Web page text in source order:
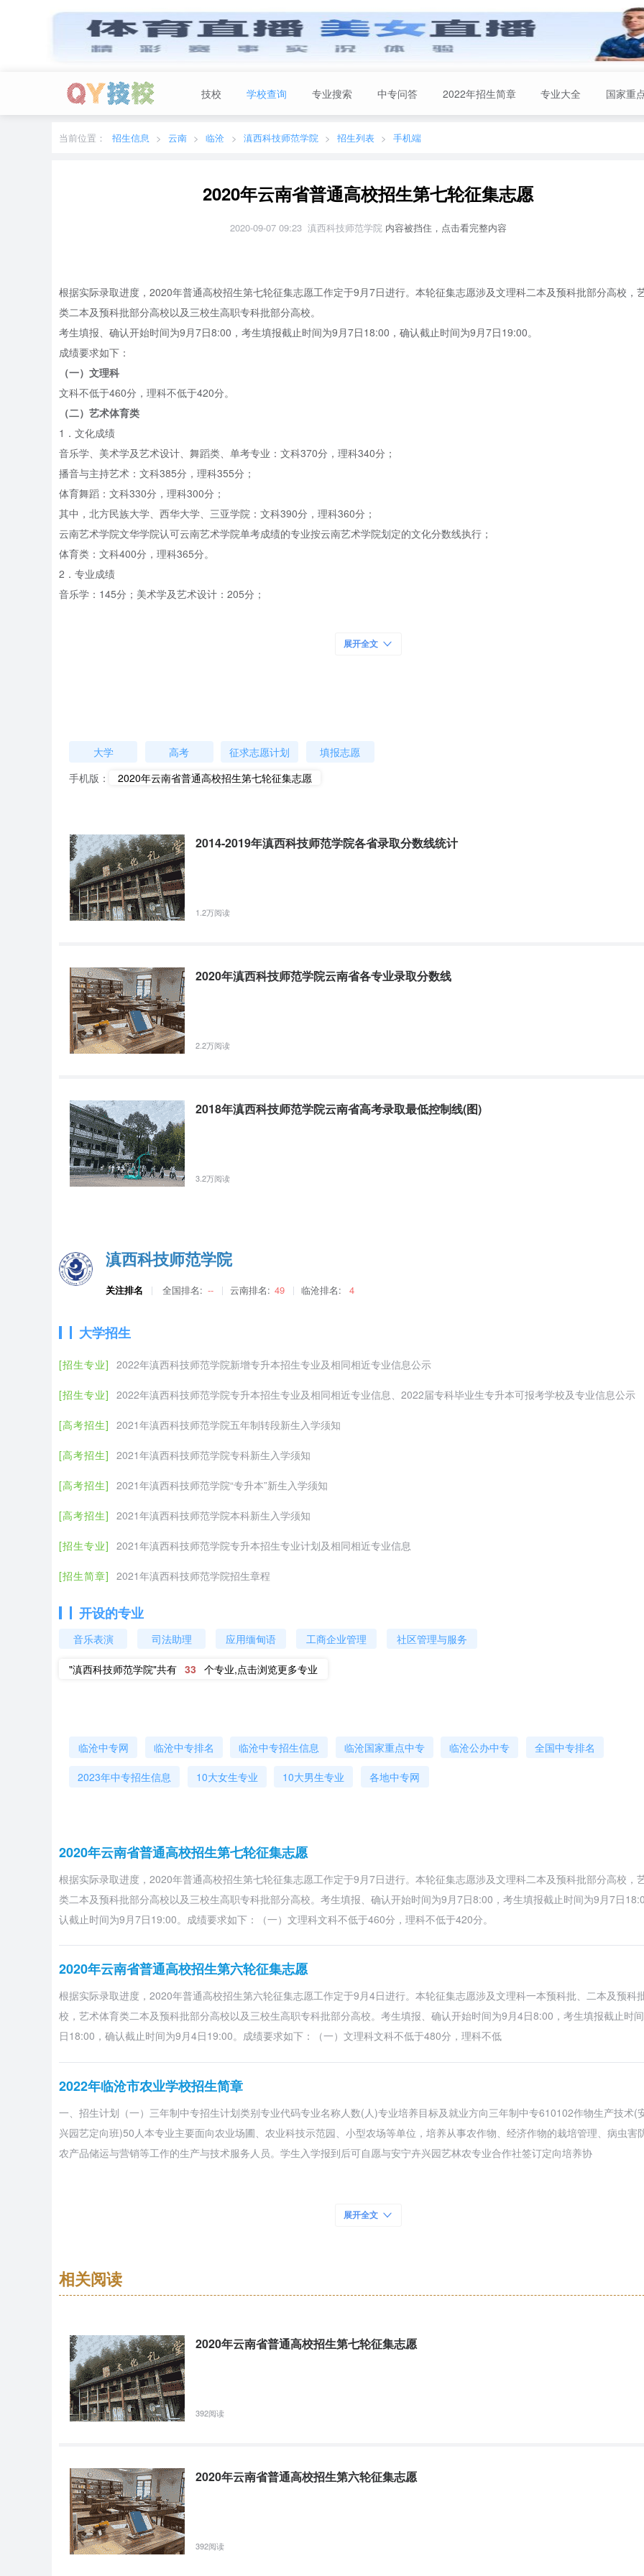
技校 学校查询 专业搜索 中专问答 2022年招生简章 专业大全 国家重
当前城市： 广东 切换地区
当前位置： 招生信息 云南 临沧 滇西科技师范学院 招生列表 手机端
2020年云南省普通高校招生第七轮征集志愿
2020-09-07 09:23 滇西科技师范学院 内容被挡住，点击看完整内容
根据实际录取进度，2020年普通高校招生第七轮征集志愿工作定于9月7日进行。本轮征集志愿涉及文理科二本及预科批部分高校，
类二本及预科批部分高校以及三校生高职专科批部分高校。
考生填报、确认开始时间为9月7日8:00，考生填报截止时间为9月7日18:00，确认截止时间为9月7日19:00。
成绩要求如下：
（一）文理科
文科不低于460分，理科不低于420分。
（二）艺术体育类
1．文化成绩
音乐学、美术学及艺术设计、舞蹈类、单考专业：文科370分，理科340分；
播音与主持艺术：文科385分，理科355分；
体育舞蹈：文科330分，理科300分；
其中，北方民族大学、西华大学、三亚学院：文科390分，理科360分；
云南艺术学院文华学院认可云南艺术学院单考成绩的专业按云南艺术学院划定的文化分数线执行；
体育类：文科400分，理科365分。
2．专业成绩
音乐学：145分；美术学及艺术设计：205分；
本轮征集志愿为低于二本及预科低控制分数线的降分征集。只有参加了降分征集志愿的考生，才能参加降分投档
的，按照院校的要求进行。
艺术类二本及预科批降分征集的，投档时将首先进行文化成绩文科不低于390分，理科不低于360分考生的投档，再进行文化成绩降分
三校生高职专科批单独进行投档。
考生应严格遵守当地新冠肺炎疫情防控各项要求，做好自我防护，避免人员聚集。
考生可通过云南省招考频道登录“云南省招生考试工作网”（
须知”（）。
院校
(5357)滇西科技师范学院
展开全文
大学 高考 征求志愿计划
填报志愿
手机版：
2020年云南省普通高校招生第七轮征集志愿
2014-2019年滇西科技师范学院各省录取分数线统计
1.2万阅读
2020年滇西科技师范学院云南省各专业录取分数线
2.2万阅读
2018年滇西科技师范学院云南省高考录取最低控制线(图)
3.2万阅读
滇西科技师范学院
关注排名 全国排名: -- 云南排名: 49 临沧排名: 4
大学招生
[招生专业] 2022年滇西科技师范学院新增专升本招生专业及相同相近专业信息公示
[招生专业] 2022年滇西科技师范学院专升本招生专业及相同相近专业信息、2022届专科毕业生专升本可报考学校及专业信息公示
[高考招生] 2021年滇西科技师范学院五年制转段新生入学须知
[高考招生] 2021年滇西科技师范学院专科新生入学须知
[高考招生] 2021年滇西科技师范学院“专升本”新生入学须知
[高考招生] 2021年滇西科技师范学院本科新生入学须知
[招生专业] 2021年滇西科技师范学院专升本招生专业计划及相同相近专业信息
[招生简章] 2021年滇西科技师范学院招生章程
开设的专业
音乐表演 司法助理 应用缅甸语 工商企业管理 社区管理与服务
"滇西科技师范学院"共有 33 个专业,点击浏览更多专业
临沧中专网 临沧中专排名 临沧中专招生信息 临沧国家重点中专 临沧公办中专 全国中专排名
2023年中专招生信息 10大女生专业 10大男生专业 各地中专网
2020年云南省普通高校招生第七轮征集志愿
根据实际录取进度，2020年普通高校招生第七轮征集志愿工作定于9月7日进行。本轮征集志愿涉及文理科二本及预科批部分高校，
类二本及预科批部分高校以及三校生高职专科批部分高校。考生填报、确认开始时间为9月7日8:00，考生填报截止时间为9月7日
认截止时间为9月7日19:00。成绩要求如下：（一）文理科文科不低于460分，理科不低于420分。
2020年云南省普通高校招生第六轮征集志愿
根据实际录取进度，2020年普通高校招生第六轮征集志愿工作定于9月4日进行。本轮征集志愿涉及文理科一本预科批、二本及预科
校，艺术体育类二本及预科批部分高校以及三校生高职专科批部分高校。考生填报、确认开始时间为9月4日8:00，考生填报截止时
日18:00，确认截止时间为9月4日19:00。成绩要求如下：（一）文理科文科不低于480分，理科不低
2022年临沧市农业学校招生简章
一、招生计划（一）三年制中专招生计划类别专业代码专业名称人数(人)专业培养目标及就业方向三年制中专610102作物生产技术(
兴园艺定向班)50人本专业主要面向农业场圃、农业科技示范园、小型农场等单位，培养从事农作物、经济作物的栽培管理、病虫害
农产品储运与营销等工作的生产与技术服务人员。学生入学报到后可自愿与安宁卉兴园艺林农专业合作社签订定向培养协
生专升本可报考学校及专业信息予以公示。公示期为3个工作日，从2021年11月16日至11月18日。公示期间，如有异议，请向学校学
生科反映。联系电话：0883-8882659、3088255（学务处招生科）附件1：滇西科技师范学
2019年滇西科技师范学院“普通高校招生第5轮征集志愿计划”
根据实际录取进度，2019年普通高校招生第五轮征集志愿工作定于7月27日进行。本轮征集志愿涉及理科一本预科批次上海中医药大
艺术、体育类二本及预科批次部分高校。考生填报、确认开始时间为7月27日8:00，考生填报截止时间为7月27日18:00，确认截止时
月27日19:00。成绩要求如下：（一）一本预科批次上海中医药大学理科不低于561分。（二）艺术
2022年滇西科技师范学院新增专升本招生专业及相同相近专业信息公示
招生院校名称招生专业类别招生专业代码招生专业名称相同相近专科专业代码相同相近专科专业名称滇西科技师范学院体育040201体
570110K体育教育滇西科技师范学院体育040201体育教育570301社会体育滇西科技师范学院体育040201体育教育570302休闲体育
展开全文
相关阅读
2020年云南省普通高校招生第七轮征集志愿
392阅读
2020年云南省普通高校招生第六轮征集志愿
392阅读